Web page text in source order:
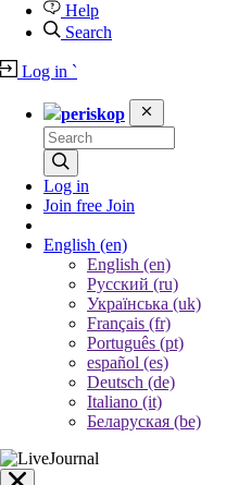
Help
Search
Log in `
periskop
Log in
Join free Join
English (en)
English (en)
Русский (ru)
Українська (uk)
Français (fr)
Português (pt)
español (es)
Deutsch (de)
Italiano (it)
Беларуская (be)